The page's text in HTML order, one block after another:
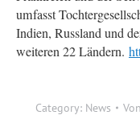
umfasst
Indien, Russland und
weiteren 22 Ländern.
Category: News Von